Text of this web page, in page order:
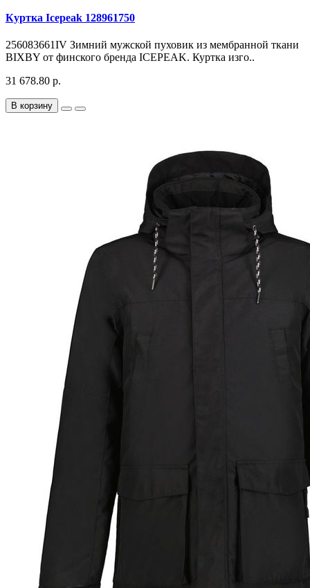
Куртка Icepeak 128961750
256083661IV Зимний мужской пуховик из мембранной ткани
BIXBY от финского бренда ICEPEAK. Куртка изго..
31 678.80 р.
В корзину